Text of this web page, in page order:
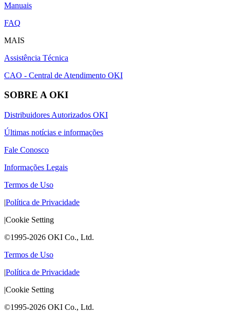
Manuais
FAQ
MAIS
Assistência Técnica
CAO - Central de Atendimento OKI
SOBRE A OKI
Distribuidores Autorizados OKI
Últimas notícias e informações
Fale Conosco
Informações Legais
Termos de Uso
|Política de Privacidade
|Cookie Setting
©1995-2026 OKI Co., Ltd.
Termos de Uso
|Política de Privacidade
|Cookie Setting
©1995-2026 OKI Co., Ltd.